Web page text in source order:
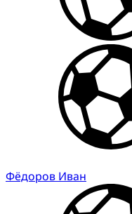
Фёдоров Иван